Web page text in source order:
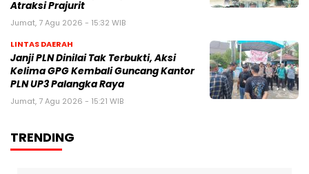
Atraksi Prajurit
Jumat, 7 Agu 2026 - 15:32 WIB
LINTAS DAERAH
Janji PLN Dinilai Tak Terbukti, Aksi
Kelima GPG Kembali Guncang Kantor
PLN UP3 Palangka Raya
Jumat, 7 Agu 2026 - 15:21 WIB
TRENDING